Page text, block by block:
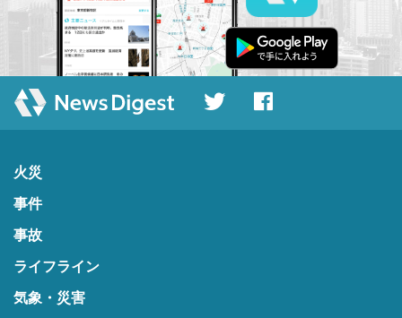
火災
事件
事故
ライフライン
気象・災害